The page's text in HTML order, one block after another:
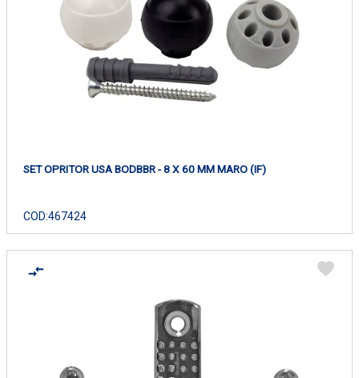
SET OPRITOR USA BODBBR - 8 X 60 MM MARO (IF)
COD:467424